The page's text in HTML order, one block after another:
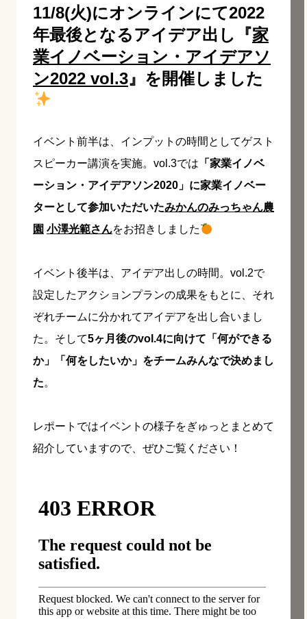
11/8(火)にオンラインにて2022
年最後となるアイデア出し『家
業イノベーション・アイデアソ
ン2022 vol.3』を開催しました
イベント前半は、インプットの時間としてゲスト
スピーカー講演を実施。vol.3では 「家業イノベ
ーション・アイデアソン2020」に家業イノベー
ターとして参加いただいたみかんのみっちゃん農
園 小澤光範さんをお招きしました
イベント後半は、アイデア出しの時間。vol.2で
設定したアクションプランの成果をもとに、それ
ぞれチームに分かれてアイデアを出し合いまし
た。そして5ヶ月後のvol.4に向けて「何ができる
か」「何をしたいか」をチームみんなで決めまし
た。
レポートではイベントの様子をぎゅっとまとめて
紹介していますので、ぜひご覧ください！